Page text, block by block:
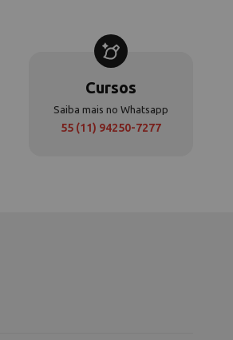
Cursos
Saiba mais no Whatsapp
55 (11) 94250-7277